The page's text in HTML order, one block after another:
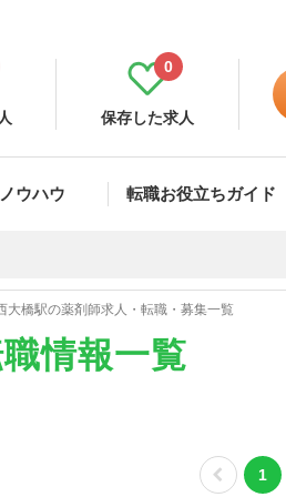
保存した求人
0
ウハウ 転職お役立ちガイド
大橋駅の薬剤師求人・転職・募集一覧
情報一覧
1